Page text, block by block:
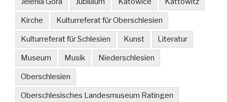
Kirche Kulturreferat für Oberschlesien
Kulturreferat für Schlesien Kunst Literatur
Museum Musik Niederschlesien
Oberschlesien
Oberschlesisches Landesmuseum Ratingen